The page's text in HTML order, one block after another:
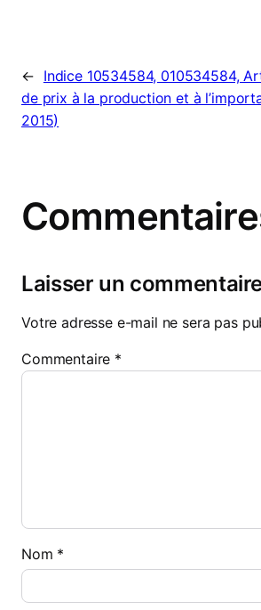
← Indice 10534584, 010534584,
de prix à la production et à
2015)
Laisser un
Votre adresse e-mail ne sera pas
Commentaire *
Nom *